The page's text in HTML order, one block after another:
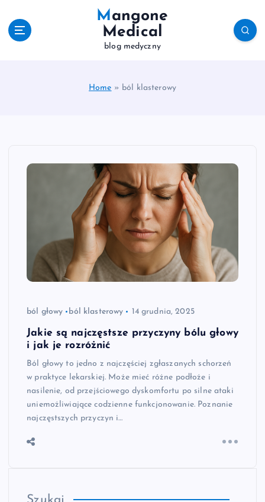
Mangone
Medical
blog medyczny
Home » ból klasterowy
ból głowy ból klasterowy 14 grudnia, 2025
Jakie są najczęstsze przyczyny bólu głowy
i jak je rozróżnić
Ból głowy to jedno z najczęściej zgłaszanych schorzeń
w praktyce lekarskiej. Może mieć różne podłoże i
nasilenie, od przejściowego dyskomfortu po silne ataki
uniemożliwiające codzienne funkcjonowanie. Poznanie
najczęstszych przyczyn i…